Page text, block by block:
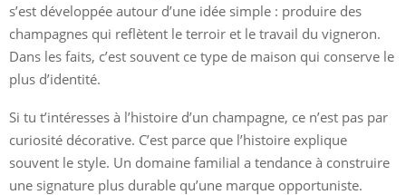
s’est développée autour d’une idée simple : produire des
champagnes qui reflètent le terroir et le travail du vigneron.
Dans les faits, c’est souvent ce type de maison qui conserve le
plus d’identité.
Si tu t’intéresses à l’histoire d’un champagne, ce n’est pas par
curiosité décorative. C’est parce que l’histoire explique
souvent le style. Un domaine familial a tendance à construire
une signature plus durable qu’une marque opportuniste.